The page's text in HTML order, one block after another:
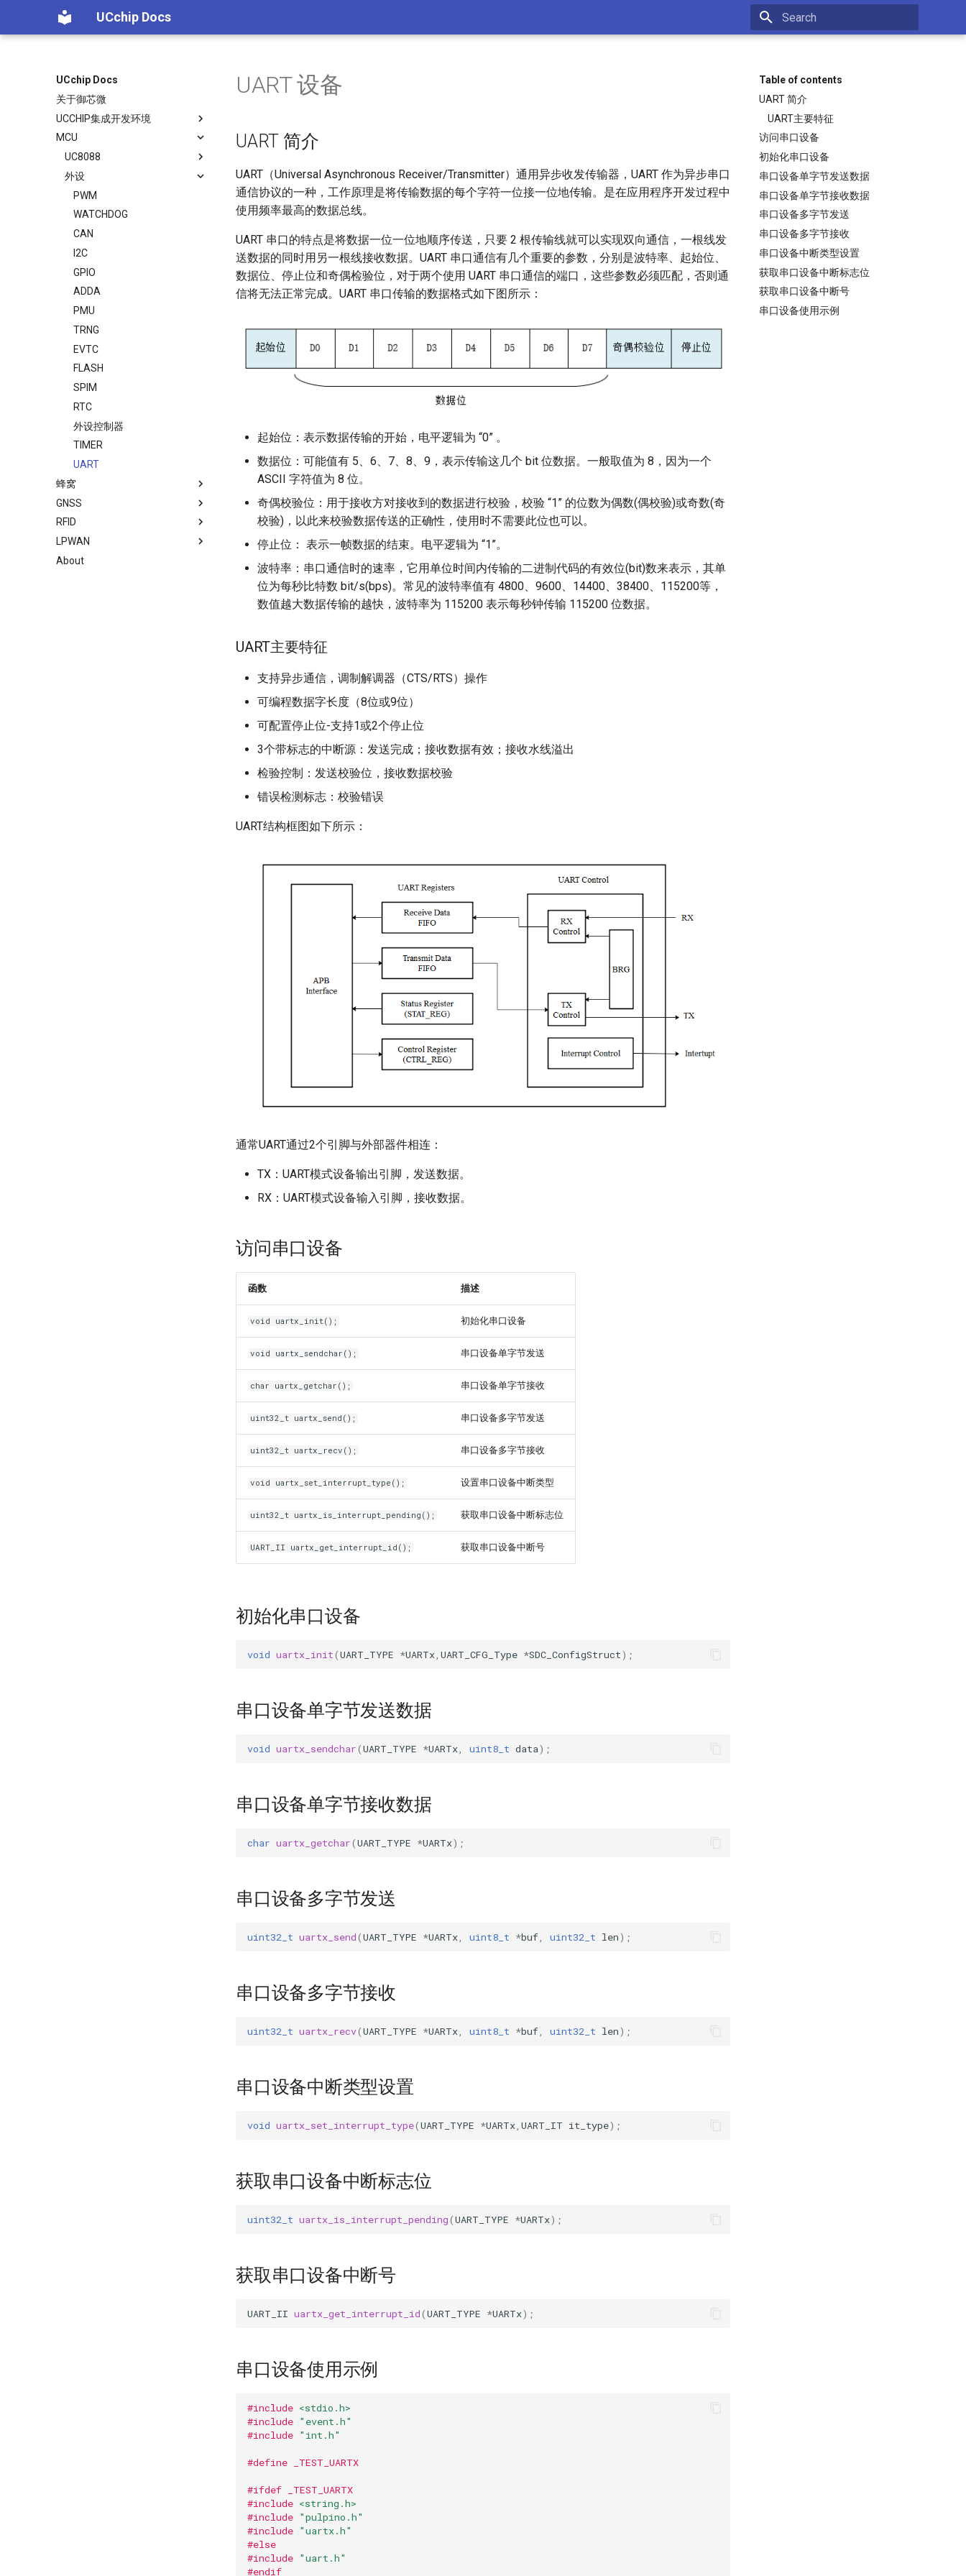
UCchip Docs
UCchip Docs
关于御芯微
UCCHIP集成开发环境
MCU
UC8088
外设
PWM
WATCHDOG
CAN
I2C
GPIO
ADDA
PMU
TRNG
EVTC
FLASH
SPIM
RTC
外设控制器
TIMER
UART
蜂窝
GNSS
RFID
LPWAN
About
Table of contents
UART 简介
UART主要特征
访问串口设备
初始化串口设备
串口设备单字节发送数据
串口设备单字节接收数据
串口设备多字节发送
串口设备多字节接收
串口设备中断类型设置
获取串口设备中断标志位
获取串口设备中断号
串口设备使用示例
UART 设备
UART 简介
UART（Universal Asynchronous Receiver/Transmitter）通用异步收发传输器，UART 作为异步串口
通信协议的一种，工作原理是将传输数据的每个字符一位接一位地传输。是在应用程序开发过程中
使用频率最高的数据总线。
UART 串口的特点是将数据一位一位地顺序传送，只要 2 根传输线就可以实现双向通信，一根线发
送数据的同时用另一根线接收数据。UART 串口通信有几个重要的参数，分别是波特率、起始位、
数据位、停止位和奇偶检验位，对于两个使用 UART 串口通信的端口，这些参数必须匹配，否则通
信将无法正常完成。UART 串口传输的数据格式如下图所示：
起始位：表示数据传输的开始，电平逻辑为 “0” 。
数据位：可能值有 5、6、7、8、9，表示传输这几个 bit 位数据。一般取值为 8，因为一个
ASCII 字符值为 8 位。
奇偶校验位：用于接收方对接收到的数据进行校验，校验 “1” 的位数为偶数(偶校验)或奇数(奇
校验)，以此来校验数据传送的正确性，使用时不需要此位也可以。
停止位： 表示一帧数据的结束。电平逻辑为 “1”。
波特率：串口通信时的速率，它用单位时间内传输的二进制代码的有效位(bit)数来表示，其单
位为每秒比特数 bit/s(bps)。常见的波特率值有 4800、9600、14400、38400、115200等，
数值越大数据传输的越快，波特率为 115200 表示每秒钟传输 115200 位数据。
UART主要特征
支持异步通信，调制解调器（CTS/RTS）操作
可编程数据字长度（8位或9位）
可配置停止位-支持1或2个停止位
3个带标志的中断源：发送完成；接收数据有效；接收水线溢出
检验控制：发送校验位，接收数据校验
错误检测标志：校验错误
UART结构框图如下所示：
通常UART通过2个引脚与外部器件相连：
TX：UART模式设备输出引脚，发送数据。
RX：UART模式设备输入引脚，接收数据。
访问串口设备
函数 描述
void uartx_init(); 初始化串口设备
void uartx_sendchar(); 串口设备单字节发送
char uartx_getchar(); 串口设备单字节接收
uint32_t uartx_send(); 串口设备多字节发送
uint32_t uartx_recv(); 串口设备多字节接收
void uartx_set_interrupt_type(); 设置串口设备中断类型
uint32_t uartx_is_interrupt_pending(); 获取串口设备中断标志位
UART_II uartx_get_interrupt_id(); 获取串口设备中断号
初始化串口设备
void uartx_init(UART_TYPE *UARTx, UART_CFG_Type *SDC_ConfigStruct);
串口设备单字节发送数据
void uartx_sendchar(UART_TYPE *UARTx, uint8_t data);
串口设备单字节接收数据
char uartx_getchar(UART_TYPE *UARTx);
串口设备多字节发送
uint32_t uartx_send(UART_TYPE *UARTx, uint8_t *buf, uint32_t len);
串口设备多字节接收
uint32_t uartx_recv(UART_TYPE *UARTx, uint8_t *buf, uint32_t len);
串口设备中断类型设置
void uartx_set_interrupt_type(UART_TYPE *UARTx, UART_IT it_type);
获取串口设备中断标志位
uint32_t uartx_is_interrupt_pending(UART_TYPE *UARTx);
获取串口设备中断号
UART_II uartx_get_interrupt_id(UART_TYPE *UARTx);
串口设备使用示例
#include <stdio.h>
#include "event.h"
#include "int.h"
#define _TEST_UARTX
#ifdef _TEST_UARTX
#include <string.h>
#include "pulpino.h"
#include "uartx.h"
#else
#include "uart.h"
#endif